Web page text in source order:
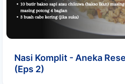
Nasi Komplit - Aneka
(Eps 2)